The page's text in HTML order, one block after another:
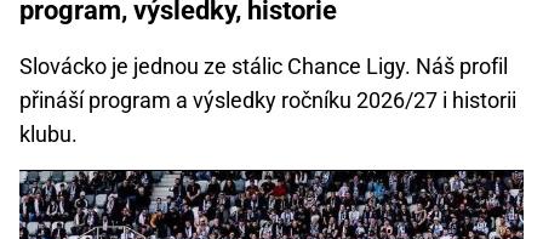
program, výsledky, historie
Slovácko je jednou ze stálic Chance Ligy. Náš profil
přináší program a výsledky ročníku 2026/27 i historii
klubu.